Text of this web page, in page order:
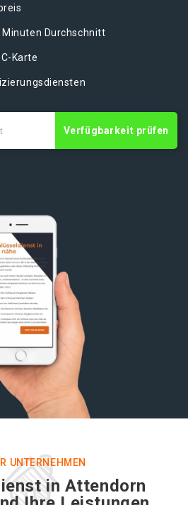
Durchschnitt
Karte
Verfügbarkeit prüfen
UNTERNEHMEN
in Attendorn